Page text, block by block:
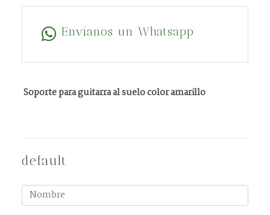
Envíanos un Whatsapp
Soporte para guitarra al suelo color amarillo
default